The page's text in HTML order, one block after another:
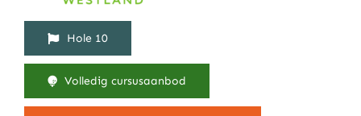
Hole 10
Volledig cursusaanbod